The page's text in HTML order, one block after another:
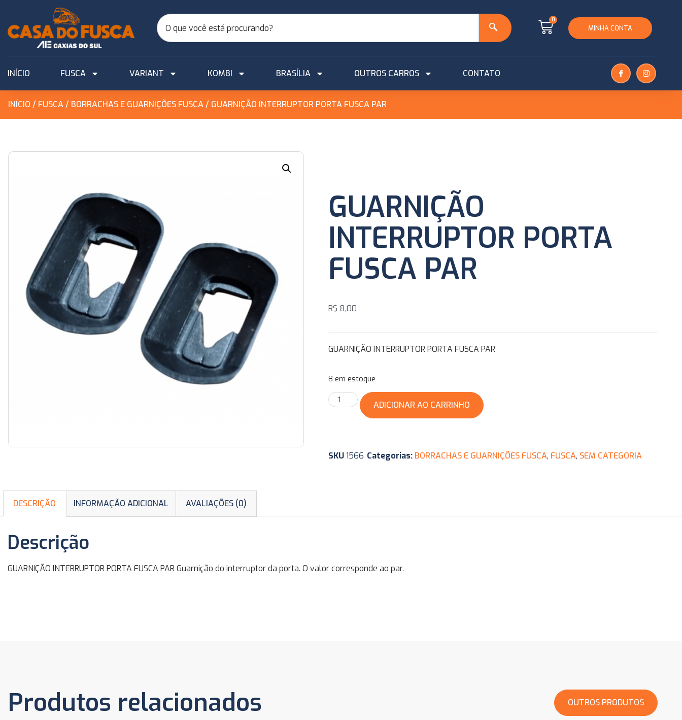
0
MINHA CONTA
INÍCIO FUSCA VARIANT KOMBI BRASÍLIA OUTROS CARROS CONTATO
INÍCIO / FUSCA/ BORRACHAS E GUARNIÇÕES FUSCA/ GUARNIÇÃO INTERRUPTOR PORTA FUSCA PAR
GUARNIÇÃO
INTERRUPTOR PORTA
FUSCA PAR
R$ 8,00
GUARNIÇÃO INTERRUPTOR PORTA FUSCA PAR
8 em estoque
ADICIONAR AO CARRINHO
SKU1566 Categorias: BORRACHAS E GUARNIÇÕES FUSCA, FUSCA, SEM CATEGORIA
DESCRIÇÃO INFORMAÇÃO ADICIONAL AVALIAÇÕES (0)
Descrição
GUARNIÇÃO INTERRUPTOR PORTA FUSCA PAR Guarnição do interruptor da porta. O valor corresponde ao par.
Produtos relacionados OUTROS PRODUTOS